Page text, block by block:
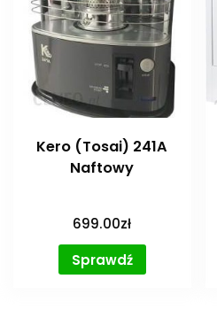
Kero (Tosai) 241A
Naftowy
699.00zł
Sprawdź